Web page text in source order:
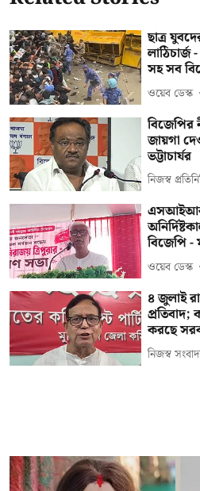
ছাত্র
সহ সব
ওয়েব ডেস্ক
জায়গা
ভট্টাচার্যর
নিজস্ব
বিজেপি -
ওয়েব ডেস্ক
৪ জুলাই
করছে
নিজস্ব